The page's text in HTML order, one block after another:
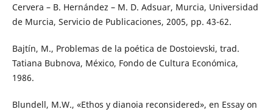
Cervera – B. Hernández – M. D. Adsuar, Murcia, Universidad
de Murcia, Servicio de Publicaciones, 2005, pp. 43-62.
Bajtín, M., Problemas de la poética de Dostoievski, trad.
Tatiana Bubnova, México, Fondo de Cultura Económica,
1986.
Blundell, M.W., «Ethos y dianoia reconsidered», en Essay on